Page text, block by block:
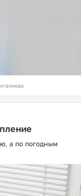
а по погодным